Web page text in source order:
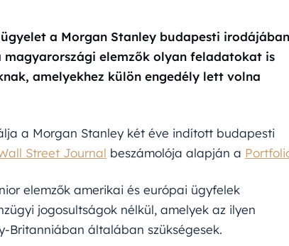
a Morgan Stanley budapesti irodájában
elemzők olyan feladatokat is
amelyekhez külön engedély lett volna
a Morgan Stanley két éve indított budapesti
Street Journal beszámolója alapján a
elemzők amerikai és európai ügyfelek
jogosultságok nélkül, amelyek az ilyen
Britanniában általában szükségesek.